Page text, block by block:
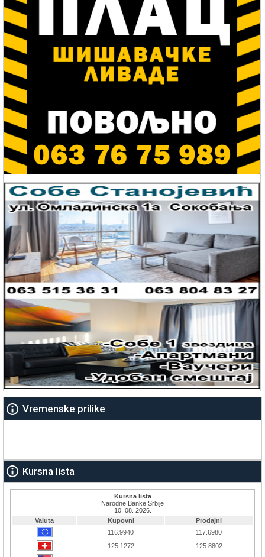
Vremenske prilike
Kursna lista